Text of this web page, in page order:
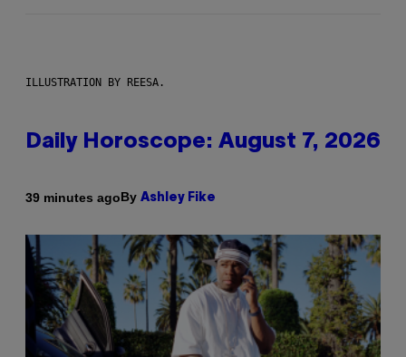
ILLUSTRATION BY REESA.
Daily Horoscope: August 7, 2026
39 minutes agoBy Ashley Fike